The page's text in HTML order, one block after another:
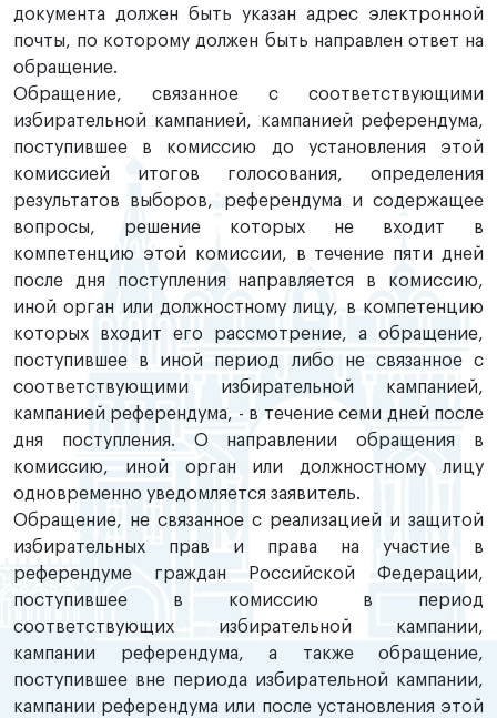
документа должен быть указан адрес электронной
почты, по которому должен быть направлен ответ на
обращение.
Обращение, связанное с соответствующими
избирательной кампанией, кампанией референдума,
поступившее в комиссию до установления этой
комиссией итогов голосования, определения
результатов выборов, референдума и содержащее
вопросы, решение которых не входит в
компетенцию этой комиссии, в течение пяти дней
после дня поступления направляется в комиссию,
иной орган или должностному лицу, в компетенцию
которых входит его рассмотрение, а обращение,
поступившее в иной период либо не связанное с
соответствующими избирательной кампанией,
кампанией референдума, - в течение семи дней после
дня поступления. О направлении обращения в
комиссию, иной орган или должностному лицу
одновременно уведомляется заявитель.
Обращение, не связанное с реализацией и защитой
избирательных прав и права на участие в
референдуме граждан Российской Федерации,
поступившее в комиссию в период
соответствующих избирательной кампании,
кампании референдума, а также обращение,
поступившее вне периода избирательной кампании,
кампании референдума или после установления этой